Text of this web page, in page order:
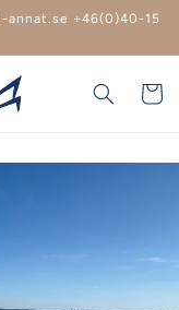
annat.se +46(0)40-15